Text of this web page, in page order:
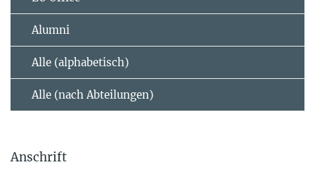
Alumni
Alle (alphabetisch)
Alle (nach Abteilungen)
Anschrift